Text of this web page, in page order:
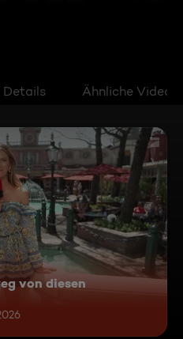
Details Ähnliche Videos
von diesen